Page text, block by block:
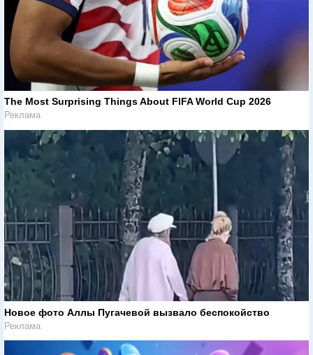
The Most Surprising Things About FIFA World Cup 2026
Реклама
Новое фото Аллы Пугачевой вызвало беспокойство
Реклама